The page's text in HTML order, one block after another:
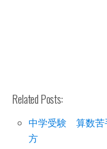
Related Posts:
中学受験 算数苦
方